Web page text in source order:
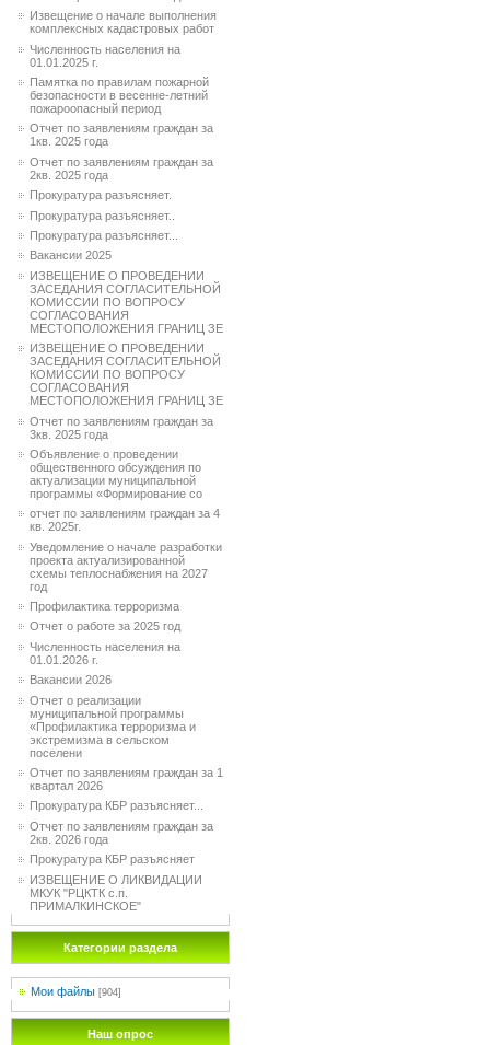
Извещение о начале выполнения
комплексных кадастровых работ
Численность населения на
01.01.2025 г.
Памятка по правилам пожарной
безопасности в весенне-летний
пожароопасный период
Отчет по заявлениям граждан за
1кв. 2025 года
Отчет по заявлениям граждан за
2кв. 2025 года
Прокуратура разъясняет.
Прокуратура разъясняет..
Прокуратура разъясняет...
Вакансии 2025
ИЗВЕЩЕНИЕ О ПРОВЕДЕНИИ
ЗАСЕДАНИЯ СОГЛАСИТЕЛЬНОЙ
КОМИССИИ ПО ВОПРОСУ
СОГЛАСОВАНИЯ
МЕСТОПОЛОЖЕНИЯ ГРАНИЦ ЗЕ
ИЗВЕЩЕНИЕ О ПРОВЕДЕНИИ
ЗАСЕДАНИЯ СОГЛАСИТЕЛЬНОЙ
КОМИССИИ ПО ВОПРОСУ
СОГЛАСОВАНИЯ
МЕСТОПОЛОЖЕНИЯ ГРАНИЦ ЗЕ
Отчет по заявлениям граждан за
3кв. 2025 года
Объявление о проведении
общественного обсуждения по
актуализации муниципальной
программы «Формирование со
отчет по заявлениям граждан за 4
кв. 2025г.
Уведомление о начале разработки
проекта актуализированной
схемы теплоснабжения на 2027
год
Профилактика терроризма
Отчет о работе за 2025 год
Численность населения на
01.01.2026 г.
Вакансии 2026
Отчет о реализации
муниципальной программы
«Профилактика терроризма и
экстремизма в сельском
поселени
Отчет по заявлениям граждан за 1
квартал 2026
Прокуратура КБР разъясняет...
Отчет по заявлениям граждан за
2кв. 2026 года
Прокуратура КБР разъясняет
ИЗВЕЩЕНИЕ О ЛИКВИДАЦИИ
МКУК "РЦКТК с.п.
ПРИМАЛКИНСКОЕ"
Категории раздела
Мои файлы [904]
Наш опрос